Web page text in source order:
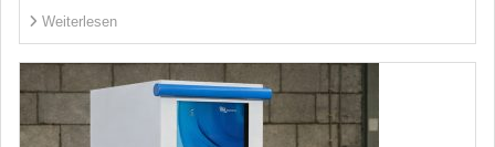
Weiterlesen